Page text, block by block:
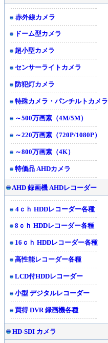
赤外線カメラ
ドーム型カメラ
超小型カメラ
センサーライトカメラ
防犯灯カメラ
特殊カメラ・パンチルトカメラ
～500万画素（4M/5M）
～220万画素（720P/1080P）
～800万画素（4K）
特価品 AHDカメラ
AHD 録画機 AHDレコーダー
4ｃｈ HDDレコーダー各種
8ｃｈ HDDレコーダー各種
16ｃｈ HDDレコーダー各種
高性能レコーダー各種
LCD付HDDレコーダー
小型 デジタルレコーダー
買得 DVR 録画機各種
HD-SDI カメラ